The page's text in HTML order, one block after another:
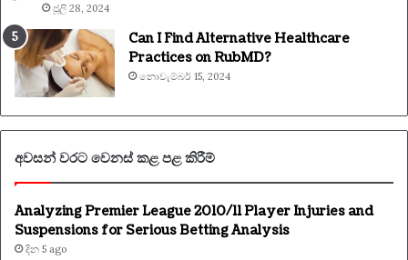
ජූලි 28, 2024
Can I Find Alternative Healthcare
Practices on RubMD?
නොවැම්බර් 15, 2024
අවසන් වරට වෙනස් කළ පළ කිරීම්
Analyzing Premier League 2010/11 Player Injuries and
Suspensions for Serious Betting Analysis
දින 5 ago